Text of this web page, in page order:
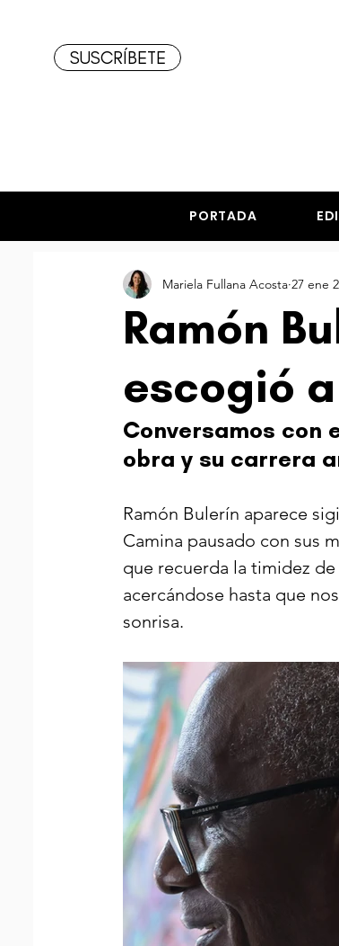
SUSCRÍBETE
PORTADA
Ramón
escogió
Mariela Fullana Acosta 27 ene
Conversamos con
obra y su carrera
Ramón Bulerín aparece
Camina pausado con sus
que recuerda la timidez
acercándose hasta que
sonrisa.